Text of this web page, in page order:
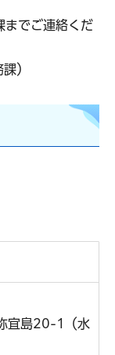
までご連絡くだ
）
宜島20-1（水